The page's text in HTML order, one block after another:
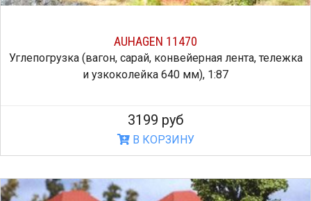
AUHAGEN 11470
Углепогрузка (вагон, сарай, конвейерная лента, тележка
и узкоколейка 640 мм), 1:87
3199 руб
В КОРЗИНУ